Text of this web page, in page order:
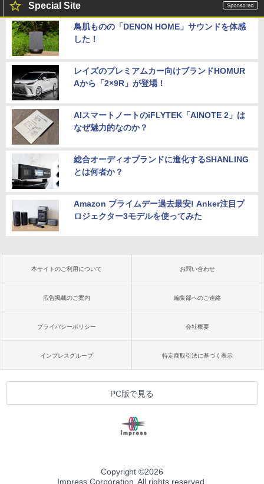
Special Site
鳥肌ものの「DENON HOME」サウンドを体感
した！
レイズのプレミアムカー向けブランドHOMUR
Aから「2×9R」が登場！
AIスマートノートのiFLYTEK「AINOTE 2」は
なぜ魅力的なのか？
総合オーディオブランドに進化するSHANLING
とは何者か？
Amazon プライムデー過去最安! Anker注目プ
ロジェクター3モデルを使ってみた
本サイトのご利用について お問い合わせ
広告掲載のご案内 編集部へのご連絡
プライバシーポリシー 会社概要
インプレスグループ 特定商取引法に基づく表示
PC版で見る
Copyright ©2026
Impress Corporation. All rights reserved.